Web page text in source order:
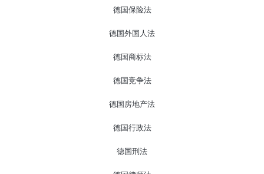
德国保险法
德国外国人法
德国商标法
德国竞争法
德国房地产法
德国行政法
德国刑法